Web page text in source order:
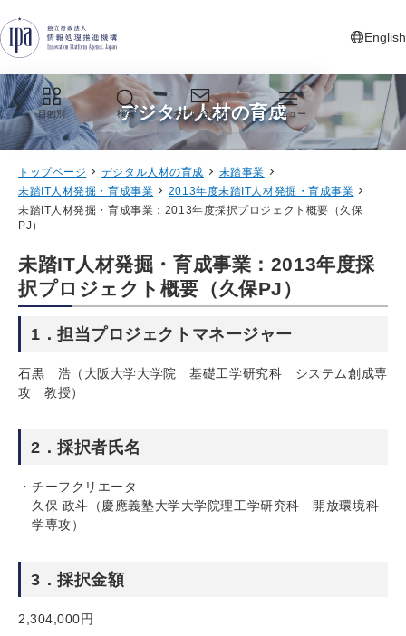
English
新しいタ
目的別 検索 お問い合わせ メニュー
デジタル人材の育成
トップページ デジタル人材の育成
未踏事業
未踏IT人材発掘・育成事業
2013年度未踏IT人材発掘・育成事業
未踏IT人材発掘・育成事業：2013年度採択プロジェクト概要（久保
PJ）
未踏IT人材発掘・育成事業：2013年度採
択プロジェクト概要（久保PJ）
1．担当プロジェクトマネージャー
石黒 浩（大阪大学大学院 基礎工学研究科 システム創成専
攻 教授）
2．採択者氏名
チーフクリエータ
久保 政斗（慶應義塾大学大学院理工学研究科 開放環境科
学専攻）
3．採択金額
2,304,000円